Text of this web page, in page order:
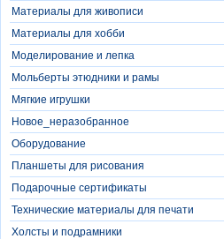
Материалы для живописи
Материалы для хобби
Моделирование и лепка
Мольберты этюдники и рамы
Мягкие игрушки
Новое_неразобранное
Оборудование
Планшеты для рисования
Подарочные сертификаты
Технические материалы для печати
Холсты и подрамники